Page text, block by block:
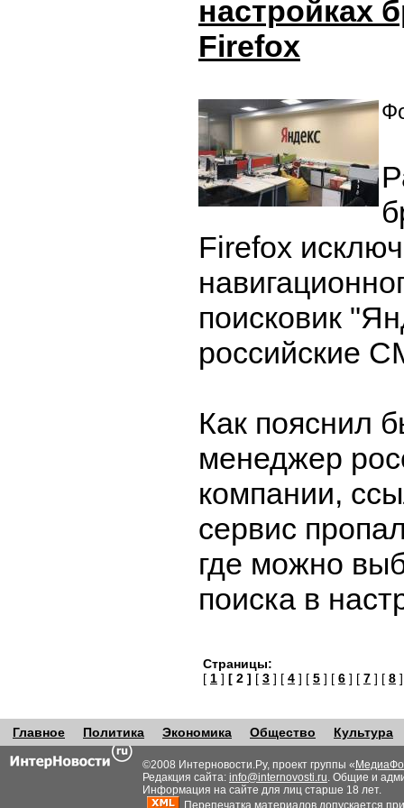
настройках
Firefox
Firefox
поисковик
российские
Как пояснил
менеджер
компании,
сервис
где можно
поиска в
Страницы:
[ 1 ] [ 2 ] [ 3 ] [ 4 ] [ 5 ] [ 6 ] [ 7 ] [ 8
Главное Политика Экономика Общество Культура
©2008 Интерновости.Ру, проект группы «
Редакция сайта: info@internovosti.ru. Общие и
Информация на сайте для лиц старше 18 лет.
Перепечатка материалов допускается